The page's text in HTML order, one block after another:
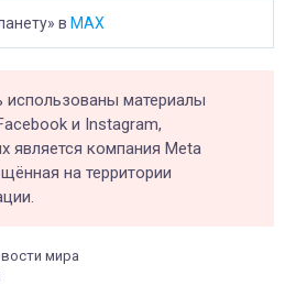
в MAX
использованы материалы
и Instagram,
является компания Meta
на территории
мира